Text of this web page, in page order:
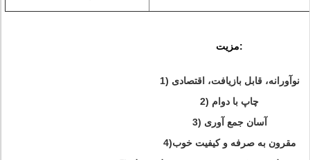
مزیت:
1) نوآورانه، قابل بازیافت، اقتصادی
2) چاپ با دوام
3) آسان جمع آوری
4)مقرون به صرفه و کیفیت خوب